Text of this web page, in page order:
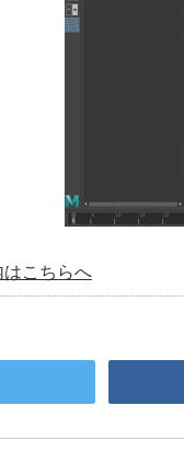
はこちらへ